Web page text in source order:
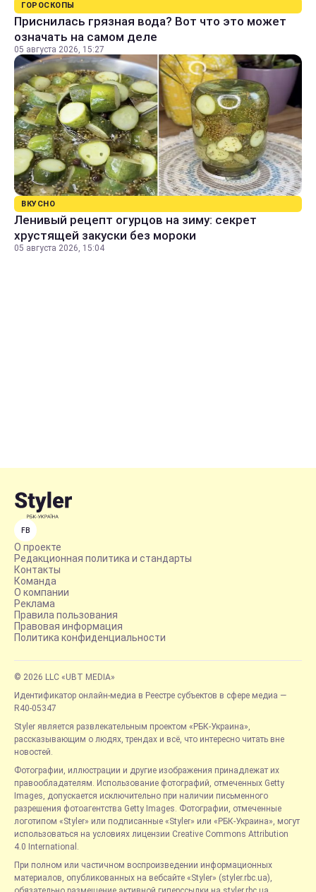
ГОРОСКОПЫ
Приснилась грязная вода? Вот что это может
означать на самом деле
05 августа 2026, 15:27
ВКУСНО
Ленивый рецепт огурцов на зиму: секрет
хрустящей закуски без мороки
05 августа 2026, 15:04
FB
О проекте
Редакционная политика и стандарты
Контакты
Команда
О компании
Реклама
Правила пользования
Правовая информация
Политика конфиденциальности
© 2026 LLC «UBT MEDIA»
Идентификатор онлайн-медиа в Реестре субъектов в сфере медиа —
R40-05347
Styler является развлекательным проектом «РБК-Украина»,
рассказывающим о людях, трендах и всё, что интересно читать вне
новостей.
Фотографии, иллюстрации и другие изображения принадлежат их
правообладателям. Использование фотографий, отмеченных Getty
Images, допускается исключительно при наличии письменного
разрешения фотоагентства Getty Images. Фотографии, отмеченные
логотипом «Styler» или подписанные «Styler» или «РБК-Украина», могут
использоваться на условиях лицензии Creative Commons Attribution
4.0 International.
При полном или частичном воспроизведении информационных
материалов, опубликованных на вебсайте «Styler» (styler.rbc.ua),